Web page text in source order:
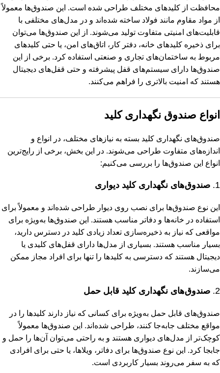
محافظت از کلیدهای مختلف طراحی شده است. این صندوق‌ها معمولاً
از مواد مقاوم مانند فولاد ساخته شده‌اند و در مدل‌های مختلفی با
قابلیت‌های امنیتی متفاوت تولید می‌شوند. از این صندوق‌ها می‌توان
برای ذخیره کلیدهای خانه، دفتر کار، اتاق‌های امن، یا حتی کلیدهای
مربوط به ساختمان‌های تجاری و صنعتی استفاده کرد. برخی از این
صندوق‌ها دارای سیستم‌های قفل پیشرفته و حتی قفل‌های دیجیتال
هستند که امنیت بالاتری را فراهم می‌کنند.
انواع صندوق نگهداری کلید
صندوق‌های نگهداری کلید بسته به نیازهای مختلف، در انواع و
اندازه‌های متفاوت طراحی می‌شوند. در این بخش، برخی از رایج‌ترین
انواع این صندوق‌ها را بررسی می‌کنیم:
1. صندوق‌های نگهداری کلید دیواری
این نوع صندوق‌ها برای نصب روی دیوار طراحی شده‌اند و معمولاً برای
استفاده در خانه‌ها و دفاتر مناسب هستند. این صندوق‌ها به‌ویژه برای
مواقعی که نیاز به ذخیره‌سازی تعداد زیادی کلید در دسترس دارید،
بسیار مناسب هستند. بسیاری از مدل‌ها دارای قفل‌های کلیدی یا
دیجیتال هستند که دسترسی به کلیدها را تنها برای افراد مجاز ممکن
می‌سازند.
2. صندوق‌های نگهداری کلید قابل حمل
صندوق‌های قابل حمل به‌ویژه برای کسانی که نیاز دارند کلیدها را در
مواقع مختلف جابه‌جا کنند، طراحی شده‌اند. این صندوق‌ها معمولاً
کوچک‌تر از مدل‌های دیواری هستند و به راحتی می‌توان آن‌ها را حمل و
جابجا کرد. این نوع صندوق‌ها برای دفاتر، ویلاها، یا حتی برای افرادی
که به سفر می‌روند بسیار کاربردی است.